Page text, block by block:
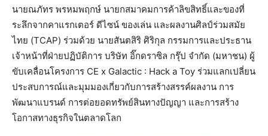
นายณภัทร พรหมพฤกษ์ นายกสมาคมการค้าลิขสิทธิ์และของที่
ระลึกจากคาแรกเตอร์ ดีไซน์ ของเล่น และผลงานศิลป์ร่วมสมัย
ไทย (TCAP) ร่วมด้วย นายสันตสิริ ศิริกุล กรรมการและประธาน
เจ้าหน้าที่ฝ่ายปฏิบัติการ บริษัท อิ๊กดราซิล กรุ๊ป จำกัด (มหาชน) ผู้
ขับเคลื่อนโครงการ CE x Galactic : Hack a Toy ร่วมแลกเปลี่ยน
ประสบการณ์และมุมมองเกี่ยวกับการสร้างสรรค์ผลงาน การ
พัฒนาแบรนด์ การต่อยอดทรัพย์สินทางปัญญา และการสร้าง
โอกาสทางธุรกิจในตลาดโลก